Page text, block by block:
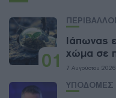
01
Ιάπωνας
χώμα σε
7 Αυγούστου 2026
ΥΠΟΔΟΜΕΣ